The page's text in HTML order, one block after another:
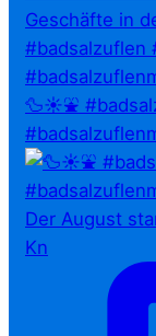
🦆☀️⛲
Der August
Kn